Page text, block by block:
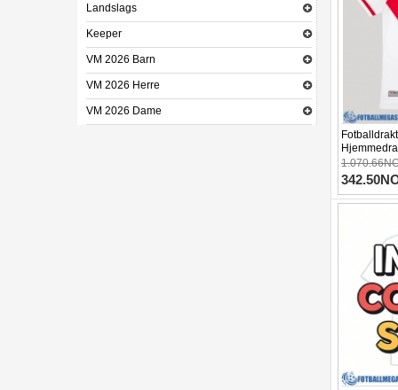
Landslags
Keeper
VM 2026 Barn
VM 2026 Herre
VM 2026 Dame